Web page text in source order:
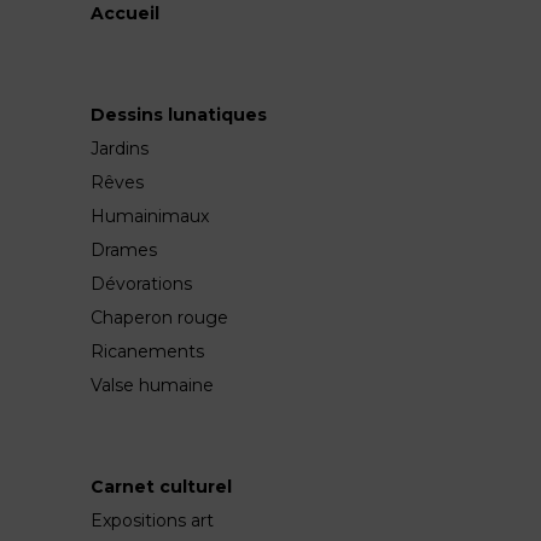
Accueil
Dessins lunatiques
Jardins
Rêves
Humainimaux
Drames
Dévorations
Chaperon rouge
Ricanements
Valse humaine
Carnet culturel
Expositions art